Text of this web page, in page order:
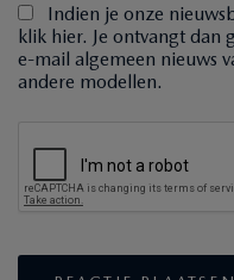
Indien je onze
klik hier. Je ontvangt dan
e-mail algemeen nieuws
andere modellen.